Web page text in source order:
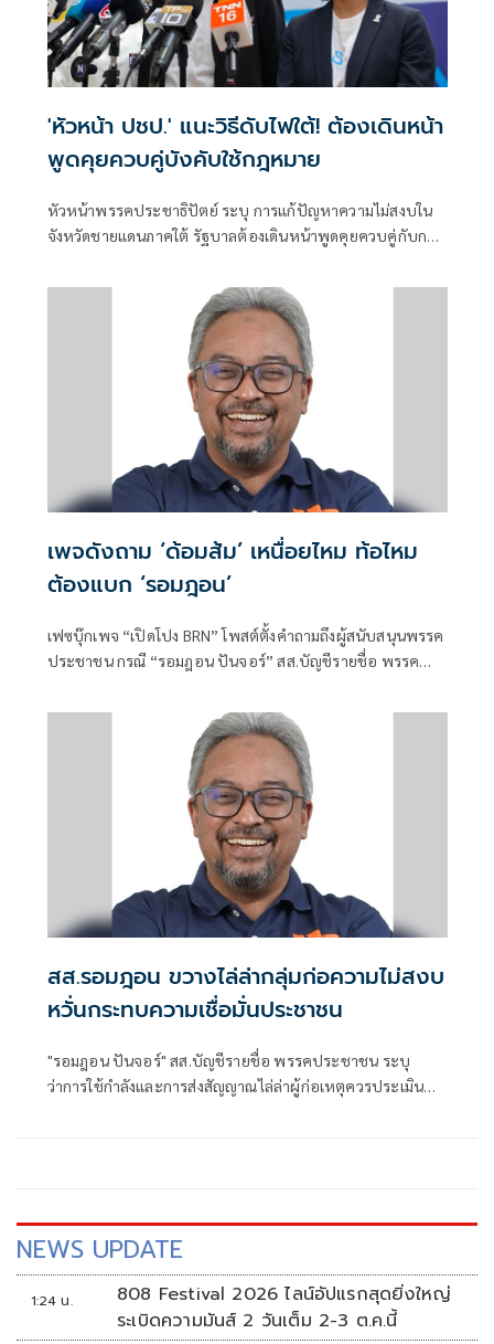
'หัวหน้า ปชป.' แนะวิธีดับไฟใต้! ต้องเดินหน้า
พูดคุยควบคู่บังคับใช้กฎหมาย
หัวหน้าพรรคประชาธิปัตย์ ระบุ การแก้ปัญหาความไม่สงบใน
จังหวัดชายแดนภาคใต้ รัฐบาลต้องเดินหน้าพูดคุยควบคู่กับการ
เพจดังถาม ‘ด้อมส้ม’ เหนื่อยไหม ท้อไหม
ต้องแบก ‘รอมฎอน’
เฟซบุ๊กเพจ “เปิดโปง BRN” โพสต์ตั้งคำถามถึงผู้สนับสนุนพรรค
ประชาชน กรณี “รอมฎอน ปันจอร์” สส.บัญชีรายชื่อ พรรค
สส.รอมฎอน ขวางไล่ล่ากลุ่มก่อความไม่สงบ
หวั่นกระทบความเชื่อมั่นประชาชน
"รอมฎอน ปันจอร์" สส.บัญชีรายชื่อ พรรคประชาชน ระบุ
ว่าการใช้กำลังและการส่งสัญญาณไล่ล่าผู้ก่อเหตุควรประเมิน
NEWS UPDATE
1:24 น.
808 Festival 2026 ไลน์อัปแรกสุดยิ่งใหญ่
ระเบิดความมันส์ 2 วันเต็ม 2-3 ต.ค.นี้